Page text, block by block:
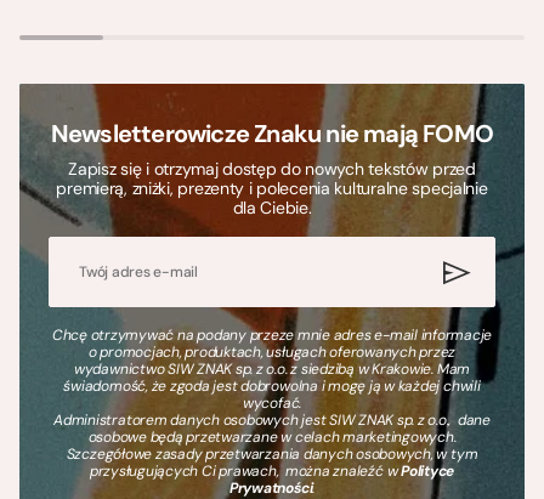
Newsletterowicze Znaku nie mają FOMO
Zapisz się i otrzymaj dostęp do nowych tekstów przed
premierą, zniżki, prezenty i polecenia kulturalne specjalnie
dla Ciebie.
Chcę otrzymywać na podany przeze mnie adres e-mail informacje
o promocjach, produktach, usługach oferowanych przez
wydawnictwo SIW ZNAK sp. z o.o. z siedzibą w Krakowie. Mam
świadomość, że zgoda jest dobrowolna i mogę ją w każdej chwili
wycofać.
Administratorem danych osobowych jest SIW ZNAK sp. z o.o., dane
osobowe będą przetwarzane w celach marketingowych.
Szczegółowe zasady przetwarzania danych osobowych, w tym
przysługujących Ci prawach, można znaleźć wPolityce
Prywatności.